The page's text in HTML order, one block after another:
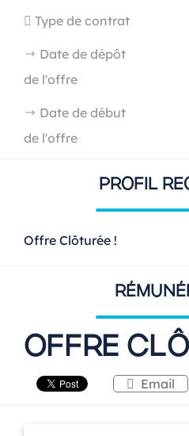
Type de contrat
Date de dépôt
de l'offre
Date de début
de l'offre
PROFIL
Offre Clôturée !
OFFRE
Email